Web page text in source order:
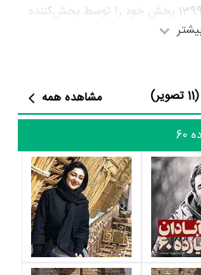
است. آبادان یازده 60 در تاریخ 1399/06/26 پخش خود را توسط پخش‌کننده
بازیگران فیلم آبادان یازده 60 چه کسانی هستند؟ در آبادان یازده 60 بازیگرانی
سلیمانی، حمیدرضا محمدی،شبنم
به ایفای نقش و بازیگری پرداخته‌اند.
یازده 60 حدود 12 بازیگر جلوی دوربین رفته‌اند که از نظر تعداد
آبادان یازده 60 را یک اثر پربازیگر عنوان کرد. از این‌لحاظ
(11 تصویر)
مشاهده همه